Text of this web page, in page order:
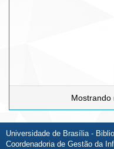
Mostrando
Universidade de Brasília -
Coordenadoria de Gestão da